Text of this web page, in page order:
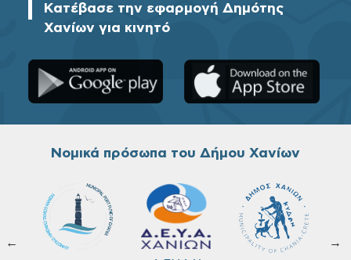
Κατέβασε την εφαρμογή Δημότης
Χανίων για κινητό
Νομικά πρόσωπα του Δήμου Χανίων
←
→